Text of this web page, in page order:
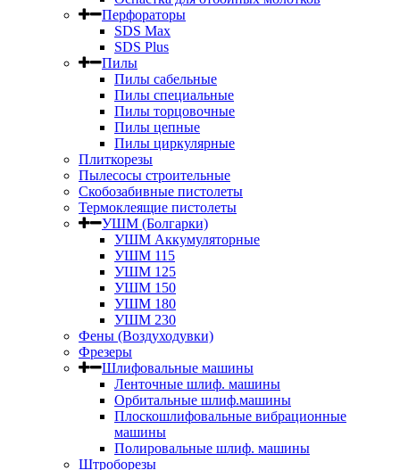
Перфораторы
SDS Max
SDS Plus
Пилы
Пилы сабельные
Пилы специальные
Пилы торцовочные
Пилы цепные
Пилы циркулярные
Плиткорезы
Пылесосы строительные
Скобозабивные пистолеты
Термоклеящие пистолеты
УШМ (Болгарки)
УШМ Аккумуляторные
УШМ 115
УШМ 125
УШМ 150
УШМ 180
УШМ 230
Фены (Воздуходувки)
Фрезеры
Шлифовальные машины
Ленточные шлиф. машины
Орбитальные шлиф.машины
Плоскошлифовальные вибрационные
машины
Полировальные шлиф. машины
Штроборезы